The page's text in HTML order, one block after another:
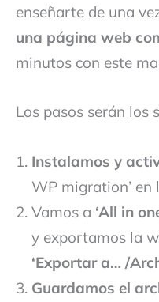
enseñarte de una
una página web
minutos con este
Los pasos serán los
Instalamos y
WP migration’
Vamos a ‘All in
y exportamos la
‘Exportar a… /
Guardamos el